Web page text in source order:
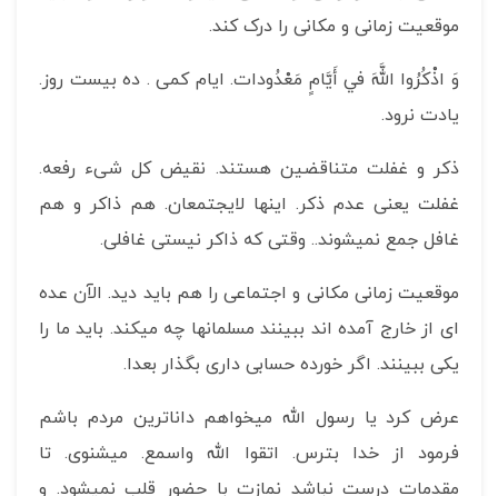
موقعیت زمانی و مکانی را درک کند.
وَ اذْكُرُوا اللَّهَ في‏ أَيَّامٍ مَعْدُودات‏. ایام کمی . ده بیست روز.
یادت نرود.
ذکر و غفلت متناقضین هستند. نقیض کل شیء رفعه.
غفلت یعنی عدم ذکر. اینها لایجتمعان. هم ذاکر و هم
غافل جمع نمیشوند.. وقتی که ذاکر نیستی غافلی.
موقعیت زمانی مکانی و اجتماعی را هم باید دید. الآن عده
ای از خارج آمده اند ببینند مسلمانها چه میکند. باید ما را
یکی ببینند. اگر خورده حسابی داری بگذار بعدا.
عرض کرد یا رسول الله می­خواهم داناترین مردم باشم
فرمود از خدا بترس. اتقوا الله واسمع. میشنوی. تا
مقدمات درست نباشد نمازت با حضور قلب نمیشود. و